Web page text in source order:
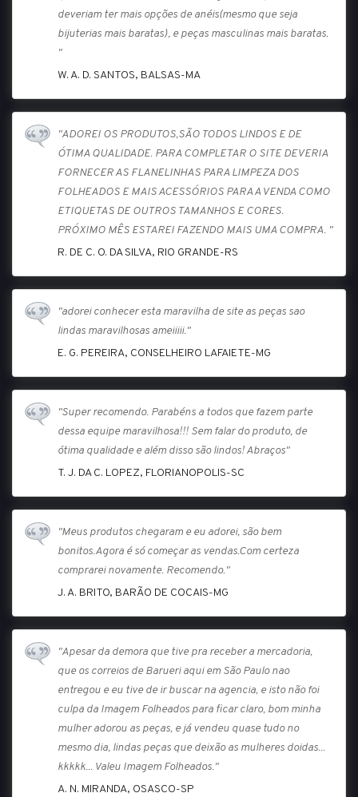
deveriam ter mais opções de anéis(mesmo que seja
bijuterias mais baratas), e peças masculinas mais baratas.
"
W. A. D. SANTOS, BALSAS-MA
"ADOREI OS PRODUTOS,SÃO TODOS LINDOS E DE
ÓTIMA QUALIDADE. PARA COMPLETAR O SITE DEVERIA
FORNECER AS FLANELINHAS PARA LIMPEZA DOS
FOLHEADOS E MAIS ACESSÓRIOS PARA A VENDA COMO
ETIQUETAS DE OUTROS TAMANHOS E CORES.
PRÓXIMO MÊS ESTAREI FAZENDO MAIS UMA COMPRA. "
R. DE C. O. DA SILVA, RIO GRANDE-RS
"adorei conhecer esta maravilha de site as peças sao
lindas maravilhosas ameiiiii."
E. G. PEREIRA, CONSELHEIRO LAFAIETE-MG
"Super recomendo. Parabéns a todos que fazem parte
dessa equipe maravilhosa!!! Sem falar do produto, de
ótima qualidade e além disso são lindos! Abraços"
T. J. DA C. LOPEZ, FLORIANOPOLIS-SC
"Meus produtos chegaram e eu adorei, são bem
bonitos.Agora é só começar as vendas.Com certeza
comprarei novamente. Recomendo."
J. A. BRITO, BARÃO DE COCAIS-MG
"Apesar da demora que tive pra receber a mercadoria,
que os correios de Barueri aqui em São Paulo nao
entregou e eu tive de ir buscar na agencia, e isto não foi
culpa da Imagem Folheados para ficar claro, bom minha
mulher adorou as peças, e já vendeu quase tudo no
mesmo dia, lindas peças que deixão as mulheres doidas...
kkkkk... Valeu Imagem Folheados."
A. N. MIRANDA, OSASCO-SP